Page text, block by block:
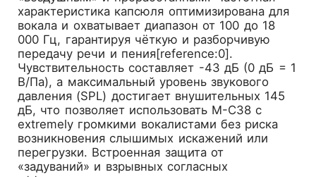
характеристика капсюля оптимизирована для
вокала и охватывает диапазон от 100 до 18
000 Гц, гарантируя чёткую и разборчивую
передачу речи и пения[reference:0].
Чувствительность составляет -43 дБ (0 дБ = 1
В/Па), а максимальный уровень звукового
давления (SPL) достигает внушительных 145
дБ, что позволяет использовать M-C38 с
extremely громкими вокалистами без риска
возникновения слышимых искажений или
перегрузки. Встроенная защита от
«задуваний» и взрывных согласных